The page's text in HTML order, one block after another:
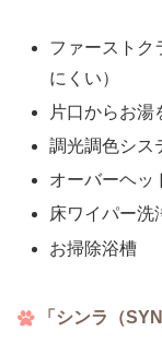
ファーストク
にくい）
片口からお湯
調光調色シス
オーバーヘッ
床ワイパー洗
お掃除浴槽
「シンラ（